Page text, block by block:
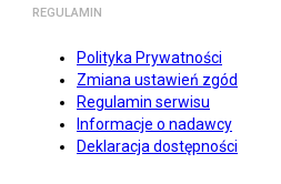
REGULAMIN
Polityka Prywatności
Zmiana ustawień zgód
Regulamin serwisu
Informacje o nadawcy
Deklaracja dostępności